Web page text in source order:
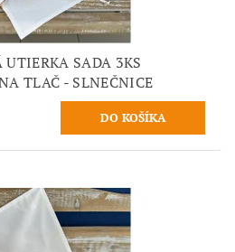
UTIERKA SADA 3KS
TLAČ - SLNEČNICE